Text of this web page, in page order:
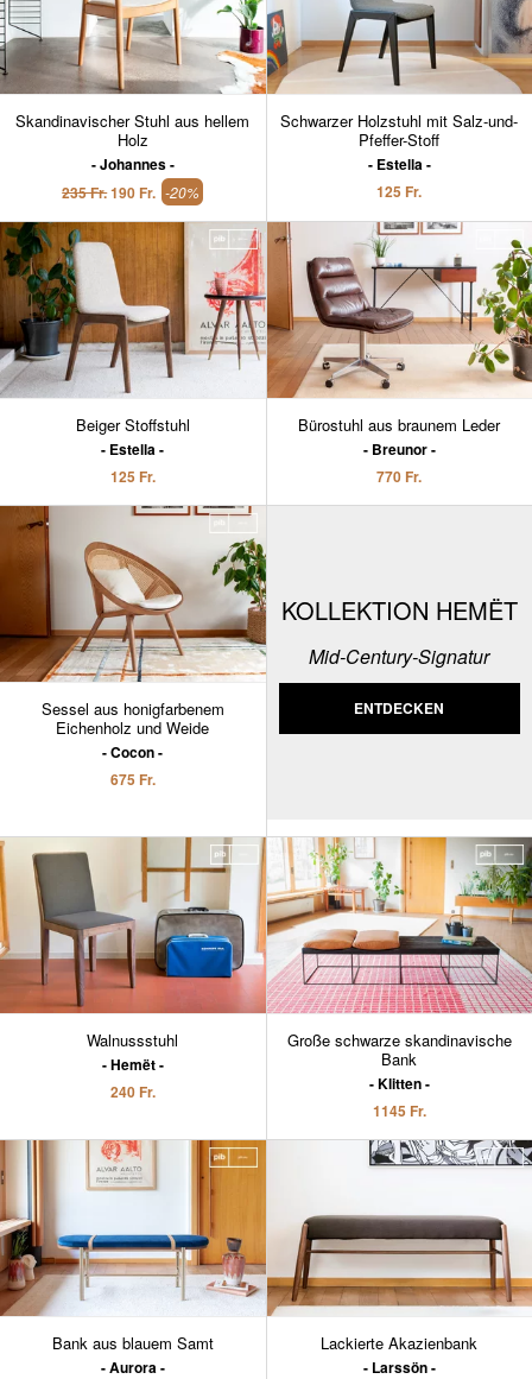
Skandinavischer Stuhl aus hellem
Holz
Johannes
235 Fr.190 Fr. -20%
Schwarzer Holzstuhl mit Salz-und-
Pfeffer-Stoff
Estella
125 Fr.
Beiger Stoffstuhl
Estella
125 Fr.
Bürostuhl aus braunem Leder
Breunor
770 Fr.
Sessel aus honigfarbenem
Eichenholz und Weide
Cocon
675 Fr.
KOLLEKTION HEMËT
Mid-Century-Signatur
ENTDECKEN
Walnussstuhl
Hemët
240 Fr.
Große schwarze skandinavische
Bank
Klitten
1145 Fr.
Bank aus blauem Samt
Aurora
Lackierte Akazienbank
Larssön